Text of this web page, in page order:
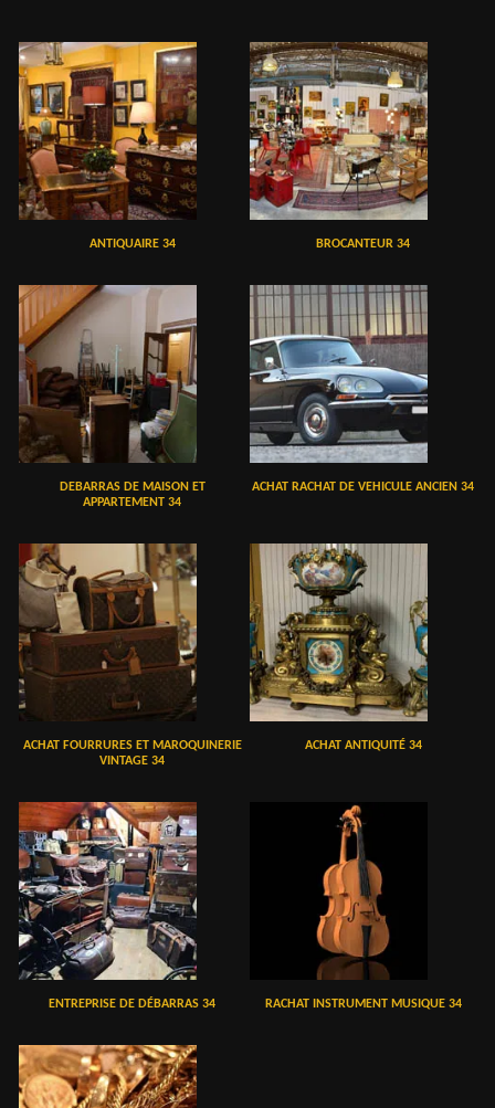
ANTIQUAIRE 34 BROCANTEUR 34
DEBARRAS DE MAISON ET
APPARTEMENT 34
ACHAT RACHAT DE VEHICULE ANCIEN 34
ACHAT FOURRURES ET MAROQUINERIE
VINTAGE 34
ACHAT ANTIQUITÉ 34
ENTREPRISE DE DÉBARRAS 34 RACHAT INSTRUMENT MUSIQUE 34